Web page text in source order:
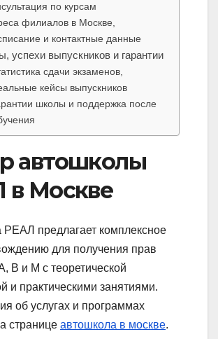
по курсам
филиалов в Москве,
и контактные данные
успехи выпускников и гарантии
сдачи экзаменов,
кейсы выпускников
школы и поддержка после
автошколы
в Москве
предлагает комплексное
для получения прав
B и M с теоретической
и практическими занятиями.
об услугах и программах
странице автошкола в москве.